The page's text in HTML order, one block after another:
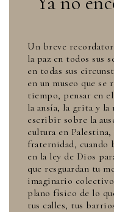
Un breve
la paz en todos sus
en todas sus
en un museo que se
tiempo, pensar en
la ansía, la grita y la
escribir sobre la
cultura en
fraternidad, cuando
en la ley de Dios
que resguardan tu
imaginario
plano físico de lo
tus calles, tus